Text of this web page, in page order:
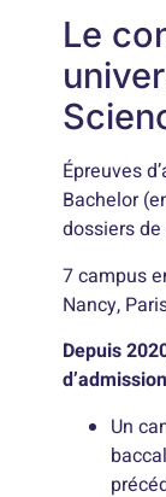
Le
Épreuves
Bachelor
dossiers
7 campus
Nancy,
Depuis
d’admission
Un